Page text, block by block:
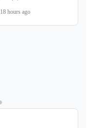
18 hours ago